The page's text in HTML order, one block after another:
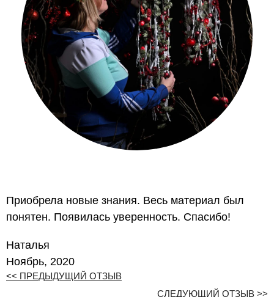
Приобрела новые знания. Весь материал был
понятен. Появилась уверенность. Спасибо!
Наталья
Ноябрь, 2020
<< ПРЕДЫДУЩИЙ ОТЗЫВ
СЛЕДУЮЩИЙ ОТЗЫВ >>